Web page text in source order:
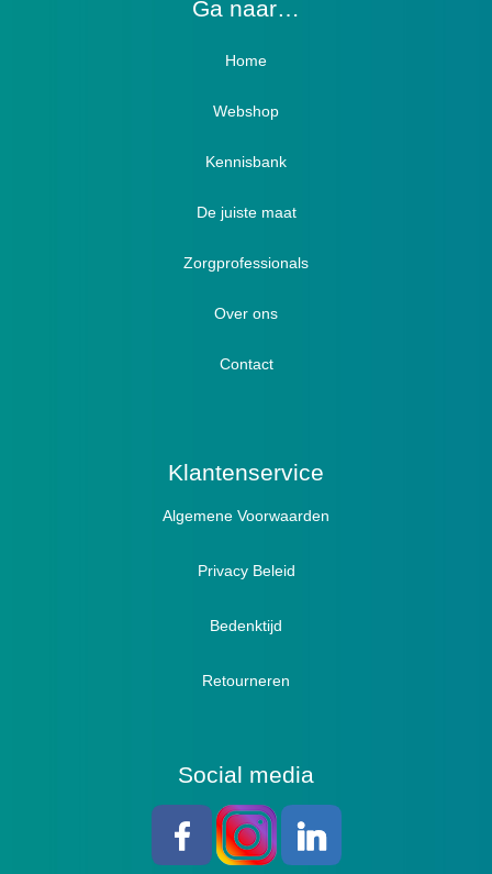
Ga naar…
Home
Webshop
Verbandschoenen / Verbandsloffen
Luxe verbandschoenen / stretch (Hallux)
Diabetici
Winterboots
Lymph / Oedeem
Actief
Pantoffels
Sandalen
Kennisbank
Diabetici
Oedeem
Hallux Valgus
Hamertenen
De juiste maat
Zorgprofessionals
Over ons
Contact
Klantenservice
Algemene Voorwaarden
Privacy Beleid
Bedenktijd
Retourneren
Social media